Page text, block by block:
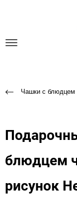
Чашки с блюдцем
блюдцем
рисунок